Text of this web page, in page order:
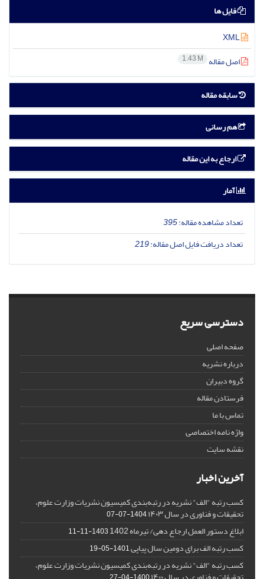
فایل ها
اصل مقاله 1.43 M
سابقه مقاله
هم رسانی
ارجاع به این مقاله
آمار
تعداد مشاهده مقاله:395
تعداد دریافت فایل اصل مقاله:219
دسترسی سریع
صفحه اصلی
درباره نشریه
گروه دبیران
فرستادن مقاله
تماس با ما
واژه نامه اختصاصی
نقشه سایت
آخرین اخبار
کسب رتبه "الف" نشریه در رتبه‌بندی کمیسیون نشریات وزارت علوم،
تحقیقات و فناوری در سال ۱۴۰۳ 1404-07-07
ابلاغ دستور العمل ارجاع دهی/ تیرماه 1402 1403-11-11
کسب رتبه الف برای دومین سال پیاپی1401-05-19
کسب رتبه "الف" نشریه در رتبه‌بندی کمیسیون نشریات وزارت علوم،